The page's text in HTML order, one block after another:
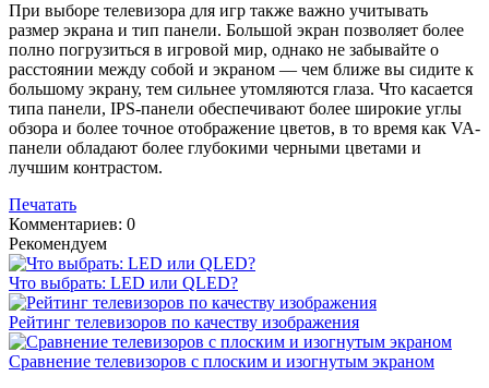
При выборе телевизора для игр также важно учитывать
размер экрана и тип панели. Большой экран позволяет более
полно погрузиться в игровой мир, однако не забывайте о
расстоянии между собой и экраном — чем ближе вы сидите к
большому экрану, тем сильнее утомляются глаза. Что касается
типа панели, IPS-панели обеспечивают более широкие углы
обзора и более точное отображение цветов, в то время как VA-
панели обладают более глубокими черными цветами и
лучшим контрастом.
Печатать
Комментариев: 0
Рекомендуем
Что выбрать: LED или QLED?
Рейтинг телевизоров по качеству изображения
Сравнение телевизоров с плоским и изогнутым экраном